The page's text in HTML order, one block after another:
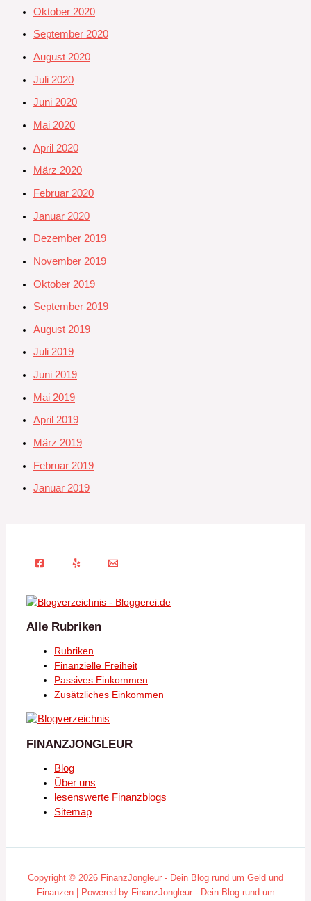
Oktober 2020
September 2020
August 2020
Juli 2020
Juni 2020
Mai 2020
April 2020
März 2020
Februar 2020
Januar 2020
Dezember 2019
November 2019
Oktober 2019
September 2019
August 2019
Juli 2019
Juni 2019
Mai 2019
April 2019
März 2019
Februar 2019
Januar 2019
Alle Rubriken
Rubriken
Finanzielle Freiheit
Passives Einkommen
Zusätzliches Einkommen
FINANZJONGLEUR
Blog
Über uns
lesenswerte Finanzblogs
Sitemap
Copyright © 2026 FinanzJongleur - Dein Blog rund um Geld und
Finanzen | Powered by FinanzJongleur - Dein Blog rund um